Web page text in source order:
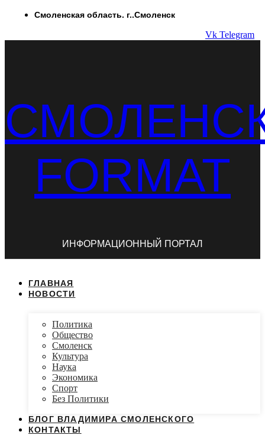
ПерейтиСмоленская область. г..Смоленск
Vk Telegram
FORMAT
ИНФОРМАЦИОННЫЙ ПОРТАЛ
ГЛАВНАЯ
НОВОСТИ
Политика
Общество
Смоленск
Культура
Наука
Экономика
Спорт
Без Политики
БЛОГ ВЛАДИМИРА СМОЛЕНСКОГО
КОНТАКТЫ